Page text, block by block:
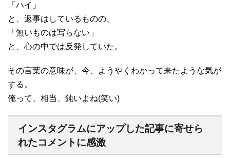
「ハイ」
と、返事はしているものの、
「無いものは写らない」
と、心の中では反発していた。
その言葉の意味が、今、ようやくわかって来たような気が
する。
俺って、相当、鈍いよね(笑い)
インスタグラムにアップした記事に寄せら
れたコメントに感激